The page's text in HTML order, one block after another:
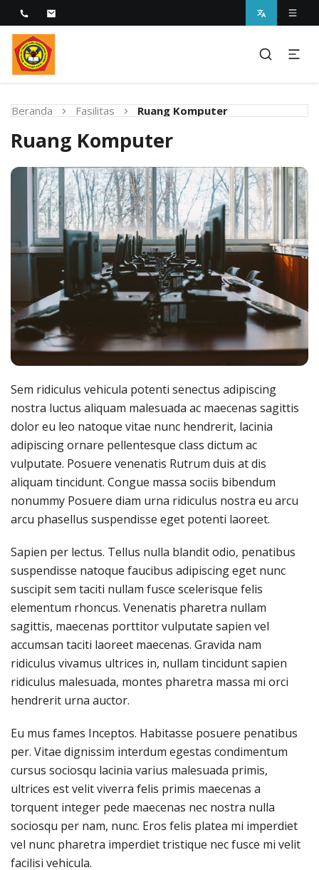
STIKES Fatima Parepare
Melayani dengan Kebijaksanaan Kasih
Beranda Fasilitas Ruang Komputer
Ruang Komputer
Sem ridiculus vehicula potenti senectus adipiscing
nostra luctus aliquam malesuada ac maecenas sagittis
dolor eu leo natoque vitae nunc hendrerit, lacinia
adipiscing ornare pellentesque class dictum ac
vulputate. Posuere venenatis Rutrum duis at dis
aliquam tincidunt. Congue massa sociis bibendum
nonummy Posuere diam urna ridiculus nostra eu arcu
arcu phasellus suspendisse eget potenti laoreet.
Sapien per lectus. Tellus nulla blandit odio, penatibus
suspendisse natoque faucibus adipiscing eget nunc
suscipit sem taciti nullam fusce scelerisque felis
elementum rhoncus. Venenatis pharetra nullam
sagittis, maecenas porttitor vulputate sapien vel
accumsan taciti laoreet maecenas. Gravida nam
ridiculus vivamus ultrices in, nullam tincidunt sapien
ridiculus malesuada, montes pharetra massa mi orci
hendrerit urna auctor.
Eu mus fames Inceptos. Habitasse posuere penatibus
per. Vitae dignissim interdum egestas condimentum
cursus sociosqu lacinia varius malesuada primis,
ultrices est velit viverra felis primis maecenas a
torquent integer pede maecenas nec nostra nulla
sociosqu per nam, nunc. Eros felis platea mi imperdiet
vel nunc pharetra imperdiet tristique nec fusce mi velit
facilisi vehicula.